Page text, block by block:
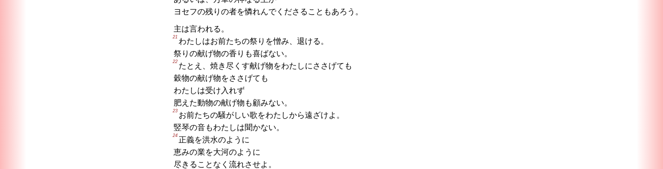
ヨセフの残りの者を憐れんでくださることもあろう。
主は言われる。
21
わたしはお前たちの祭りを憎み、退ける。
祭りの献げ物の香りも喜ばない。
22
たとえ、焼き尽くす献げ物をわたしにささげても
穀物の献げ物をささげても
わたしは受け入れず
肥えた動物の献げ物も顧みない。
23
お前たちの騒がしい歌をわたしから遠ざけよ。
竪琴の音もわたしは聞かない。
24
正義を洪水のように
恵みの業を大河のように
尽きることなく流れさせよ。